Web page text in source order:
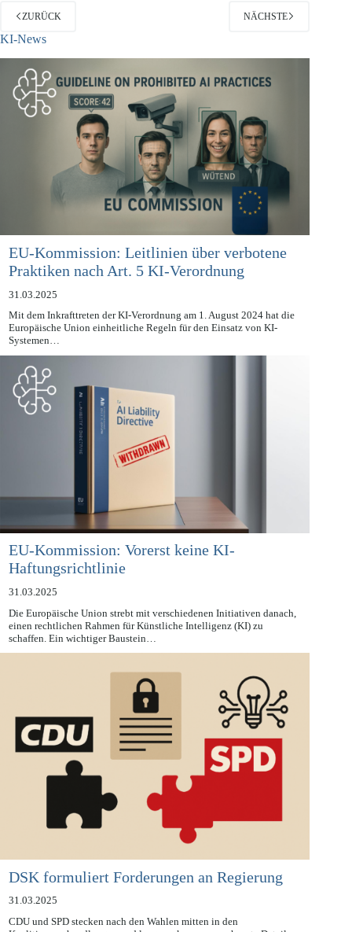
ZURÜCK
KI-News
EU-Kommission: Leitlinien über verbotene
Praktiken nach Art. 5 KI-Verordnung
31.03.2025
Mit dem Inkrafttreten der KI-Verordnung am 1. August 2024 hat die
Europäische Union einheitliche Regeln für den Einsatz von KI-
Systemen…
EU-Kommission: Vorerst keine KI-
Haftungsrichtlinie
31.03.2025
Die Europäische Union strebt mit verschiedenen Initiativen danach,
einen rechtlichen Rahmen für Künstliche Intelligenz (KI) zu
schaffen. Ein wichtiger Baustein…
DSK formuliert Forderungen an Regierung
31.03.2025